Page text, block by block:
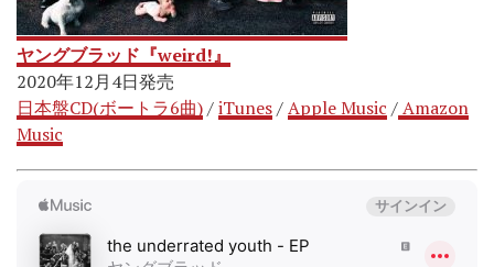
ヤングブラッド『weird!』
2020年12月4日発売
日本盤CD(ボートラ6曲)/iTunes/Apple Music /Amazon
Music